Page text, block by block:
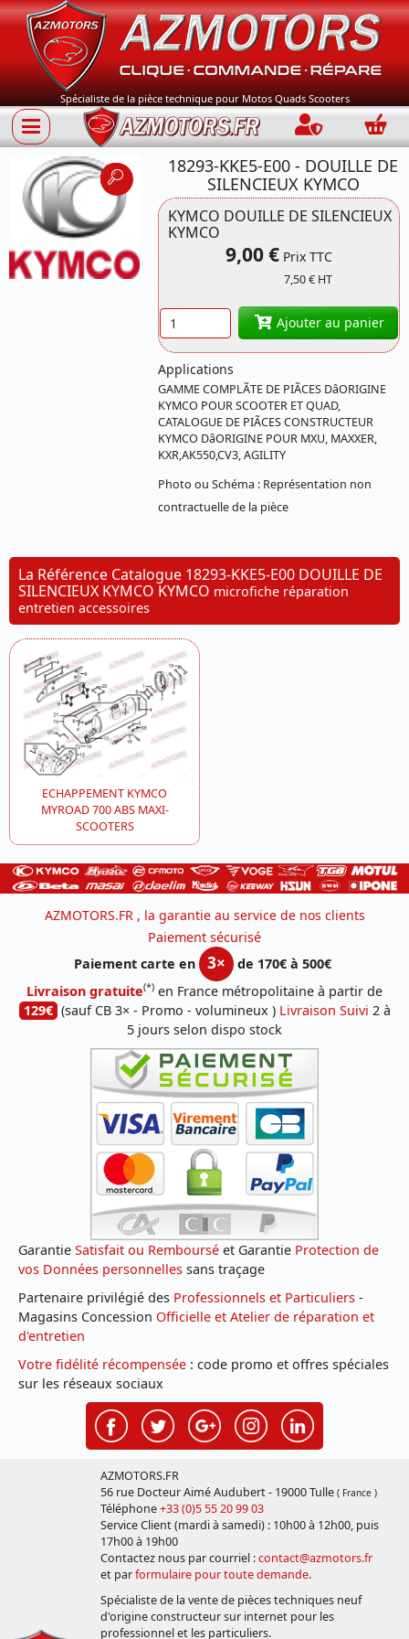
Spécialiste de la pièce technique pour Motos Quads Scooters
Connection
Référence 18293-
KKE5-E00 KYMCO
18293-KKE5-E00 - DOUILLE DE
SILENCIEUX KYMCO
KYMCO DOUILLE DE SILENCIEUX
KYMCO
9,00 €Prix TTC
7,50 € HT
Quantité Ajouter au panier
Applications
GAMME COMPLÃTE DE PIÃCES DâORIGINE
KYMCO POUR SCOOTER ET QUAD,
CATALOGUE DE PIÃCES CONSTRUCTEUR
KYMCO DâORIGINE POUR MXU, MAXXER,
KXR,AK550,CV3, AGILITY
Photo ou Schéma : Représentation non
contractuelle de la pièce
La Référence Catalogue 18293-KKE5-E00 DOUILLE DE
SILENCIEUX KYMCO KYMCO microfiche réparation
entretien accessoires
ECHAPPEMENT KYMCO
MYROAD 700 ABS MAXI-
SCOOTERS
AZMOTORS.FR , la garantie au service de nos clients
Paiement sécurisé
Paiement carte en
3×
de 170€ à 500€
Livraison gratuite(*) en France métropolitaine à partir de
129€ (sauf CB 3× - Promo - volumineux ) Livraison Suivi 2 à
5 jours selon dispo stock
Garantie Satisfait ou Remboursé et Garantie Protection de
vos Données personnelles sans traçage
Partenaire privilégié des Professionnels et Particuliers -
Magasins Concession Officielle et Atelier de réparation et
d'entretien
Votre fidélité récompensée : code promo et offres spéciales
sur les réseaux sociaux
AZMOTORS.FR
56 rue Docteur Aimé Audubert - 19000 Tulle ( France )
Téléphone+33 (0)5 55 20 99 03
Service Client (mardi à samedi) : 10h00 à 12h00, puis
17h00 à 19h00
Contactez nous par courriel :contact@azmotors.fr
et parformulaire pour toute demande.
Spécialiste de la vente de pièces techniques neuf
d'origine constructeur sur internet pour les
professionnel et les particuliers.